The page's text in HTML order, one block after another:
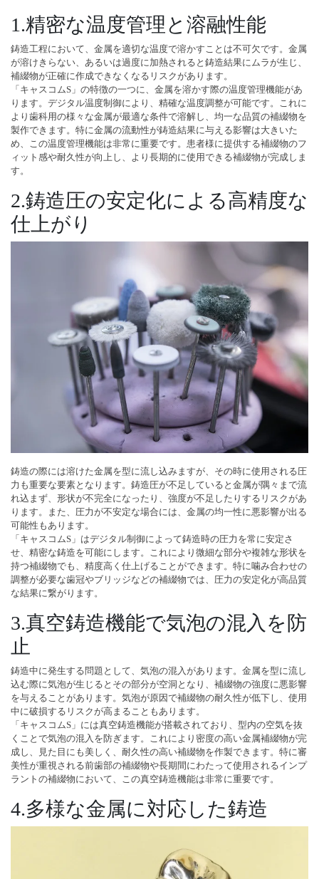
1.精密な温度管理と溶融性能
鋳造工程において、金属を適切な温度で溶かすことは不可欠です。金属
が溶けきらない、あるいは過度に加熱されると鋳造結果にムラが生じ、
補綴物が正確に作成できなくなるリスクがあります。
「キャスコムS」の特徴の一つに、金属を溶かす際の温度管理機能があ
ります。デジタル温度制御により、精確な温度調整が可能です。これに
より歯科用の様々な金属が最適な条件で溶解し、均一な品質の補綴物を
製作できます。特に金属の流動性が鋳造結果に与える影響は大きいた
め、この温度管理機能は非常に重要です。患者様に提供する補綴物のフ
ィット感や耐久性が向上し、より長期的に使用できる補綴物が完成しま
す。
2.鋳造圧の安定化による高精度な
仕上がり
鋳造の際には溶けた金属を型に流し込みますが、その時に使用される圧
力も重要な要素となります。鋳造圧が不足していると金属が隅々まで流
れ込まず、形状が不完全になったり、強度が不足したりするリスクがあ
ります。また、圧力が不安定な場合には、金属の均一性に悪影響が出る
可能性もあります。
「キャスコムS」はデジタル制御によって鋳造時の圧力を常に安定さ
せ、精密な鋳造を可能にします。これにより微細な部分や複雑な形状を
持つ補綴物でも、精度高く仕上げることができます。特に噛み合わせの
調整が必要な歯冠やブリッジなどの補綴物では、圧力の安定化が高品質
な結果に繋がります。
3.真空鋳造機能で気泡の混入を防
止
鋳造中に発生する問題として、気泡の混入があります。金属を型に流し
込む際に気泡が生じるとその部分が空洞となり、補綴物の強度に悪影響
を与えることがあります。気泡が原因で補綴物の耐久性が低下し、使用
中に破損するリスクが高まることもあります。
「キャスコムS」には真空鋳造機能が搭載されており、型内の空気を抜
くことで気泡の混入を防ぎます。これにより密度の高い金属補綴物が完
成し、見た目にも美しく、耐久性の高い補綴物を作製できます。特に審
美性が重視される前歯部の補綴物や長期間にわたって使用されるインプ
ラントの補綴物において、この真空鋳造機能は非常に重要です。
4.多様な金属に対応した鋳造